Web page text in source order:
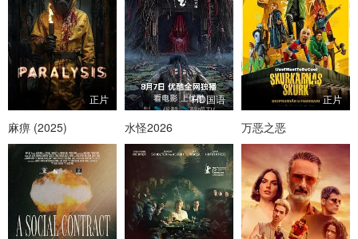
正片
麻痹 (2025)
HD国语
水怪2026
正片
万恶之恶